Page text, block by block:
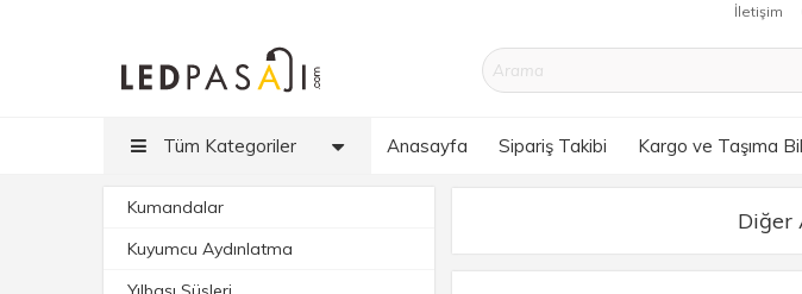
İletişim
Tüm Kategoriler Anasayfa Sipariş Takibi Kargo ve Taşıma
Kumandalar
Kuyumcu Aydınlatma
Diğer